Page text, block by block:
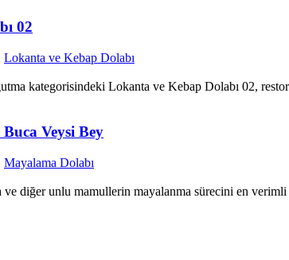
02
Lokanta ve Kebap Dolabı
kategorisindeki Lokanta ve Kebap Dolabı 02,
Veysi Bey
Mayalama Dolabı
ve diğer unlu mamullerin mayalanma sürecini en verimli